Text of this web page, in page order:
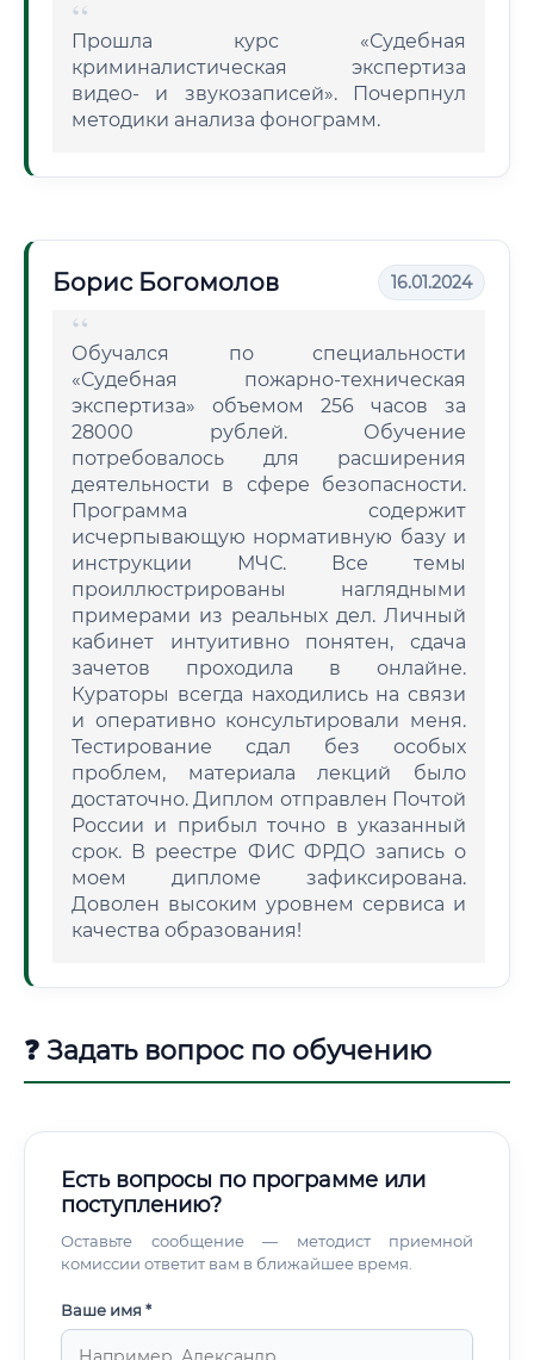
Прошла курс «Судебная
криминалистическая экспертиза
видео- и звукозаписей». Почерпнул
методики анализа фонограмм.
Борис Богомолов 16.01.2024
Обучался по специальности
«Судебная пожарно-техническая
экспертиза» объемом 256 часов за
28000 рублей. Обучение
потребовалось для расширения
деятельности в сфере безопасности.
Программа содержит
исчерпывающую нормативную базу и
инструкции МЧС. Все темы
проиллюстрированы наглядными
примерами из реальных дел. Личный
кабинет интуитивно понятен, сдача
зачетов проходила в онлайне.
Кураторы всегда находились на связи
и оперативно консультировали меня.
Тестирование сдал без особых
проблем, материала лекций было
достаточно. Диплом отправлен Почтой
России и прибыл точно в указанный
срок. В реестре ФИС ФРДО запись о
моем дипломе зафиксирована.
Доволен высоким уровнем сервиса и
качества образования!
❓ Задать вопрос по обучению
Есть вопросы по программе или
поступлению?
Оставьте сообщение — методист приемной
комиссии ответит вам в ближайшее время.
Ваше имя *